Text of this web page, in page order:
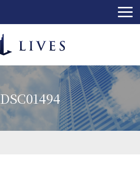
DSC01494